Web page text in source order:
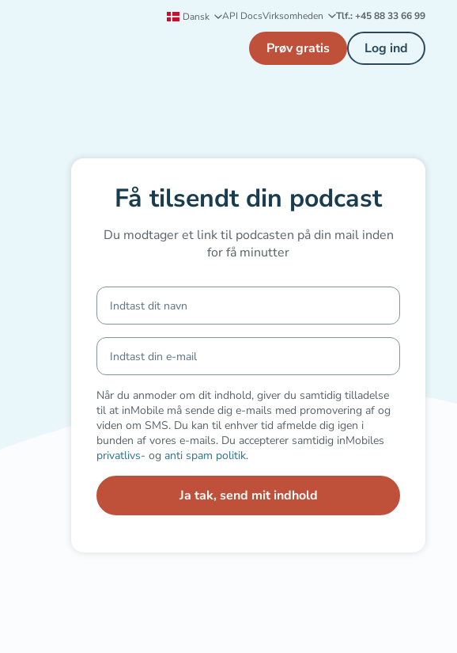
Dansk API DocsVirksomheden Tlf.: +45 88 33 66 99
Prøv gratis Log ind
Få tilsendt din podcast
Du modtager et link til podcasten på din mail inden
for få minutter
Når du anmoder om dit indhold, giver du samtidig tilladelse
til at inMobile må sende dig e-mails med promovering af og
viden om SMS. Du kan til enhver tid afmelde dig igen i
bunden af vores e-mails. Du accepterer samtidig inMobiles
privatlivs- og anti spam politik.